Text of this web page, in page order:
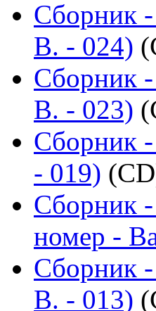
Сборник
B. - 024)
Сборник
B. - 023)
Сборник
- 019)
Сборник
номер -
Сборник
B. - 013)